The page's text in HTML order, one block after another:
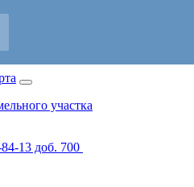
участка
13 доб. 700